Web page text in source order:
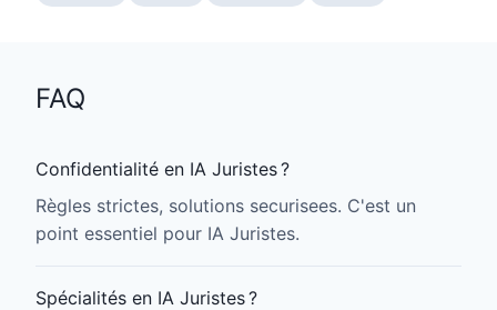
FAQ
Confidentialité en IA Juristes ?
Règles strictes, solutions securisees. C'est un
point essentiel pour IA Juristes.
Spécialités en IA Juristes ?